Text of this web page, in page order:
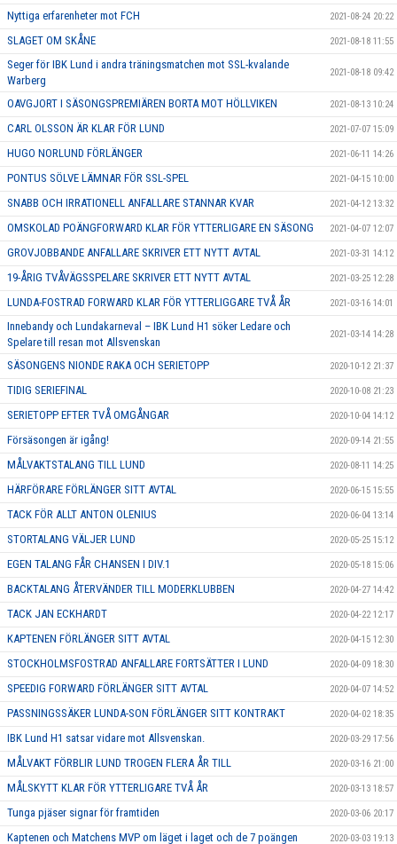
Nyttiga erfarenheter mot FCH 2021-08-24 20:22
SLAGET OM SKÅNE 2021-08-18 11:55
Seger för IBK Lund i andra träningsmatchen mot SSL-kvalande
Warberg
2021-08-18 09:42
OAVGJORT I SÄSONGSPREMIÄREN BORTA MOT HÖLLVIKEN 2021-08-13 10:24
CARL OLSSON ÄR KLAR FÖR LUND 2021-07-07 15:09
HUGO NORLUND FÖRLÄNGER 2021-06-11 14:26
PONTUS SÖLVE LÄMNAR FÖR SSL-SPEL 2021-04-15 10:00
SNABB OCH IRRATIONELL ANFALLARE STANNAR KVAR 2021-04-12 13:32
OMSKOLAD POÄNGFORWARD KLAR FÖR YTTERLIGARE EN SÄSONG 2021-04-07 12:07
GROVJOBBANDE ANFALLARE SKRIVER ETT NYTT AVTAL 2021-03-31 14:12
19-ÅRIG TVÅVÄGSSPELARE SKRIVER ETT NYTT AVTAL 2021-03-25 12:28
LUNDA-FOSTRAD FORWARD KLAR FÖR YTTERLIGGARE TVÅ ÅR 2021-03-16 14:01
Innebandy och Lundakarneval – IBK Lund H1 söker Ledare och
Spelare till resan mot Allsvenskan
2021-03-14 14:28
SÄSONGENS NIONDE RAKA OCH SERIETOPP 2020-10-12 21:37
TIDIG SERIEFINAL 2020-10-08 21:23
SERIETOPP EFTER TVÅ OMGÅNGAR 2020-10-04 14:12
Försäsongen är igång! 2020-09-14 21:55
MÅLVAKTSTALANG TILL LUND 2020-08-11 14:25
HÄRFÖRARE FÖRLÄNGER SITT AVTAL 2020-06-15 15:55
TACK FÖR ALLT ANTON OLENIUS 2020-06-04 13:14
STORTALANG VÄLJER LUND 2020-05-25 15:12
EGEN TALANG FÅR CHANSEN I DIV.1 2020-05-18 15:06
BACKTALANG ÅTERVÄNDER TILL MODERKLUBBEN 2020-04-27 14:42
TACK JAN ECKHARDT 2020-04-22 12:17
KAPTENEN FÖRLÄNGER SITT AVTAL 2020-04-15 12:30
STOCKHOLMSFOSTRAD ANFALLARE FORTSÄTTER I LUND 2020-04-09 18:30
SPEEDIG FORWARD FÖRLÄNGER SITT AVTAL 2020-04-07 14:52
PASSNINGSSÄKER LUNDA-SON FÖRLÄNGER SITT KONTRAKT 2020-04-02 18:35
IBK Lund H1 satsar vidare mot Allsvenskan. 2020-03-29 17:56
MÅLVAKT FÖRBLIR LUND TROGEN FLERA ÅR TILL 2020-03-16 21:00
MÅLSKYTT KLAR FÖR YTTERLIGARE TVÅ ÅR 2020-03-13 18:57
Tunga pjäser signar för framtiden 2020-03-06 20:17
Kaptenen och Matchens MVP om läget i laget och de 7 poängen 2020-03-03 19:13